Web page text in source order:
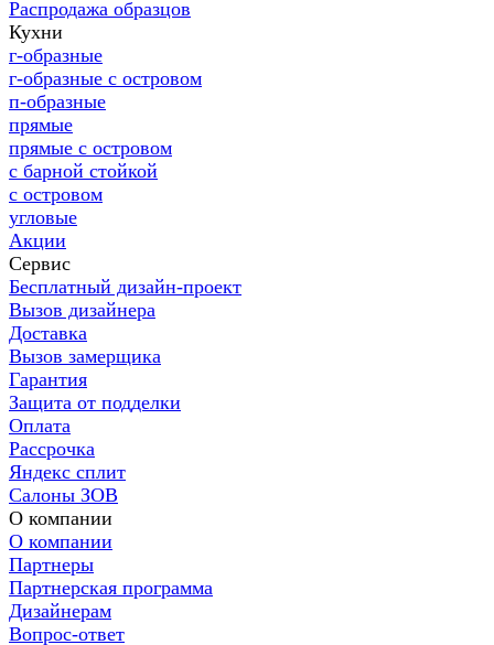
Распродажа образцов
Кухни
г-образные
г-образные с островом
п-образные
прямые
прямые с островом
с барной стойкой
с островом
угловые
Акции
Сервис
Бесплатный дизайн-проект
Вызов дизайнера
Доставка
Вызов замерщика
Гарантия
Защита от подделки
Оплата
Рассрочка
Яндекс сплит
Салоны ЗОВ
О компании
О компании
Партнеры
Партнерская программа
Дизайнерам
Вопрос-ответ